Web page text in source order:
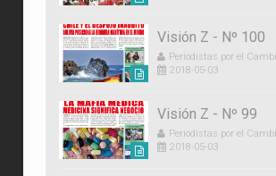
Visión Z - Nº 100
Periodistas por el
2018-05-03
Visión Z - Nº 99
Periodistas por el
2018-05-03